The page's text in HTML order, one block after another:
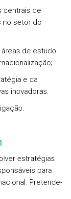
centrais de
no setor do
de estudo
e da
inovadoras.
estratégias
para
Pretende-